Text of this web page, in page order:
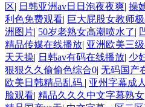
区| 日韩亚洲av日日泡夜夜爽| 操
利色免费观看| 巨大屁股女教师
洲图片| 50岁老熟女高潮喷水了|
精品传媒在线播放| 亚洲欧美三
天天操| 日韩av有码在线播放| 少
狠狠久久偷偷色综合0| 无码国产
欧美日韩精品乱码 | 亚州字幕成
脸观看| 精品久久久中文字幕熟女